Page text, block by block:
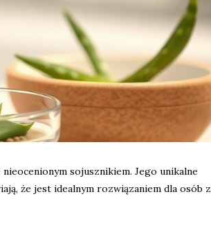
sojusznikiem. Jego unikalne
że jest idealnym rozwiązaniem dla osób z